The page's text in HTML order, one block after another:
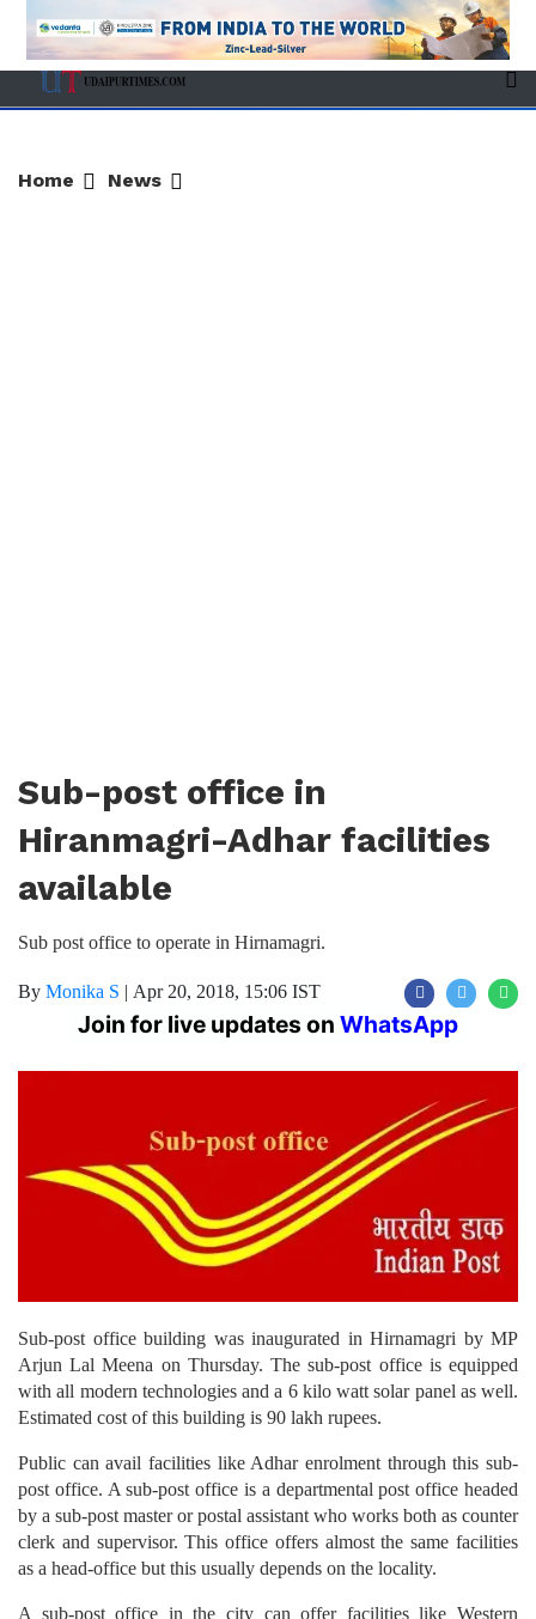
Home News
Sub-post office in
Hiranmagri-Adhar facilities
available
Sub post office to operate in Hirnamagri.
By Monika S | Apr 20, 2018, 15:06 IST
Join for live updates on WhatsApp
Sub-post office building was inaugurated in Hirnamagri by MP
Arjun Lal Meena on Thursday. The sub-post office is equipped
with all modern technologies and a 6 kilo watt solar panel as well.
Estimated cost of this building is 90 lakh rupees.
Public can avail facilities like Adhar enrolment through this sub-
post office. A sub-post office is a departmental post office headed
by a sub-post master or postal assistant who works both as counter
clerk and supervisor. This office offers almost the same facilities
as a head-office but this usually depends on the locality.
A sub-post office in the city can offer facilities like Western